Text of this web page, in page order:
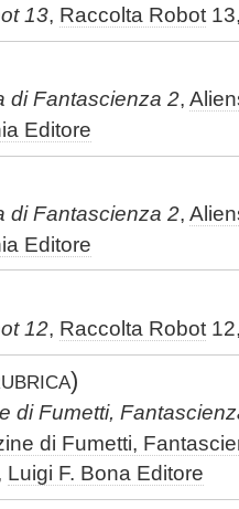
13, Raccolta Robot
di Fantascienza 2,
Editore
di Fantascienza 2,
Editore
12, Raccolta Robot
)
di Fumetti,
di Fumetti,
Luigi F. Bona Editore